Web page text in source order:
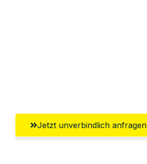
Jetzt unverbindlich anfragen